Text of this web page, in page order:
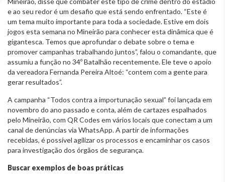
e ao seu redor é um desafio que está sendo enfrentado. “Este é
um tema muito importante para toda a sociedade. Estive em dois
jogos esta semana no Mineirão para conhecer esta dinâmica que é
gigantesca. Temos que aprofundar o debate sobre o tema e
promover campanhas trabalhando juntos”, falou o comandante, que
assumiu a função no 34º Batalhão recentemente. Ele teve o apoio
da vereadora Fernanda Pereira Altoé: “contem com a gente para
gerar resultados”.
A campanha “Todos contra a importunação sexual” foi lançada em
novembro do ano passado e conta, além de cartazes espalhados
pelo Mineirão, com QR Codes em vários locais que conectam a um
canal de denúncias via WhatsApp. A partir de informações
recebidas, é possível agilizar os processos e encaminhar os casos
para investigação dos órgãos de segurança.
Buscar exemplos de boas práticas